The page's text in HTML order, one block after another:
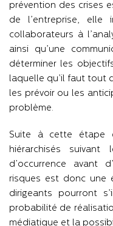
prévention des crises
de l’entreprise, elle
collaborateurs à
ainsi qu’une
déterminer les
laquelle qu’il faut tout
les prévoir ou les
problème.
Suite à cette étape
hiérarchisés
d’occurrence avant
risques est donc une
dirigeants pourront
probabilité de
médiatique et la